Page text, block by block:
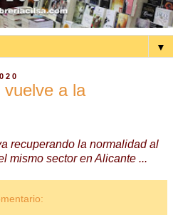
▼
a la
recuperando la normalidad al
mismo sector en Alicante ...